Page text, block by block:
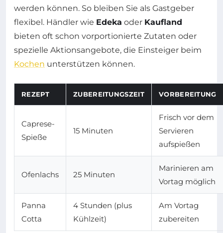
werden können. So bleiben Sie als Gastgeber
flexibel. Händler wie Edeka oder Kaufland
bieten oft schon vorportionierte Zutaten oder
spezielle Aktionsangebote, die Einsteiger beim
Kochen unterstützen können.
REZEPT ZUBEREITUNGSZEIT VORBEREITUNG
Caprese-
Spieße
15 Minuten
Frisch vor dem
Servieren
aufspießen
Ofenlachs 25 Minuten
Marinieren am
Vortag möglich
Panna
Cotta
4 Stunden (plus
Kühlzeit)
Am Vortag
zubereiten